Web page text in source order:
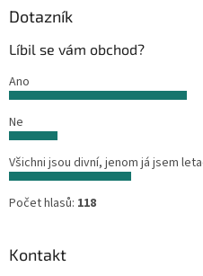
Dotazník
Líbil se vám obchod?
Ano
Ne
Všichni jsou divní, jenom já jsem
Počet hlasů: 118
Kontakt